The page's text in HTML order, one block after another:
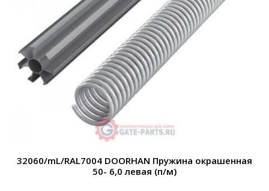
32060/mL/RAL7004 DOORHAN Пружина окрашенная
50- 6,0 левая (п/м)